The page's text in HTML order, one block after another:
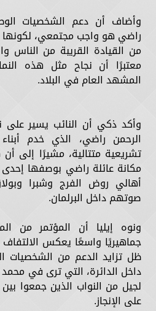
وأضاف أن دعم الشخصيات
راضي هو واجب مجتمعي،
من القيادة القريبة من الناس
معتبرًا أن نجاح مثل هذه
المشهد العام في البلاد.
وأكد ذكي أن النائب يسير على
الرحمن راضي، الذي خدم
تشريعية متتالية، مشيرًا إلى
مكانة عائلة راضي بوصفها إحدى
أهالي روض الفرج وشبرا
صوتهم داخل البرلمان.
ونوه إيليا أن المؤتمر من
جماهيريًا واسعًا يعكس
ظل تزايد الدعم من الشخصيات
داخل الدائرة، التي ترى في
لجيل من النواب الذين جمعوا
على الإنجاز.